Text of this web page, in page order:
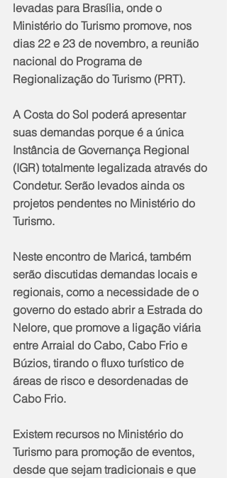
levadas para Brasília, onde o
Ministério do Turismo promove, nos
dias 22 e 23 de novembro, a reunião
nacional do Programa de
Regionalização do Turismo (PRT).
A Costa do Sol poderá apresentar
suas demandas porque é a única
Instância de Governança Regional
(IGR) totalmente legalizada através do
Condetur. Serão levados ainda os
projetos pendentes no Ministério do
Turismo.
Neste encontro de Maricá, também
serão discutidas demandas locais e
regionais, como a necessidade de o
governo do estado abrir a Estrada do
Nelore, que promove a ligação viária
entre Arraial do Cabo, Cabo Frio e
Búzios, tirando o fluxo turístico de
áreas de risco e desordenadas de
Cabo Frio.
Existem recursos no Ministério do
Turismo para promoção de eventos,
desde que sejam tradicionais e que